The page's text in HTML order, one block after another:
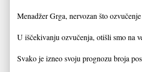
Menadžer Grga, nervozan što
U iščekivanju ozvučenja, otišli smo na
Svako je izneo svoju prognozu broja